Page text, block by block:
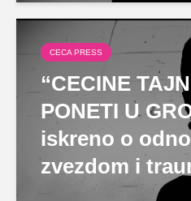
CECA PRESS
“CECINE
PONETI U
iskreno o
zvezdom i